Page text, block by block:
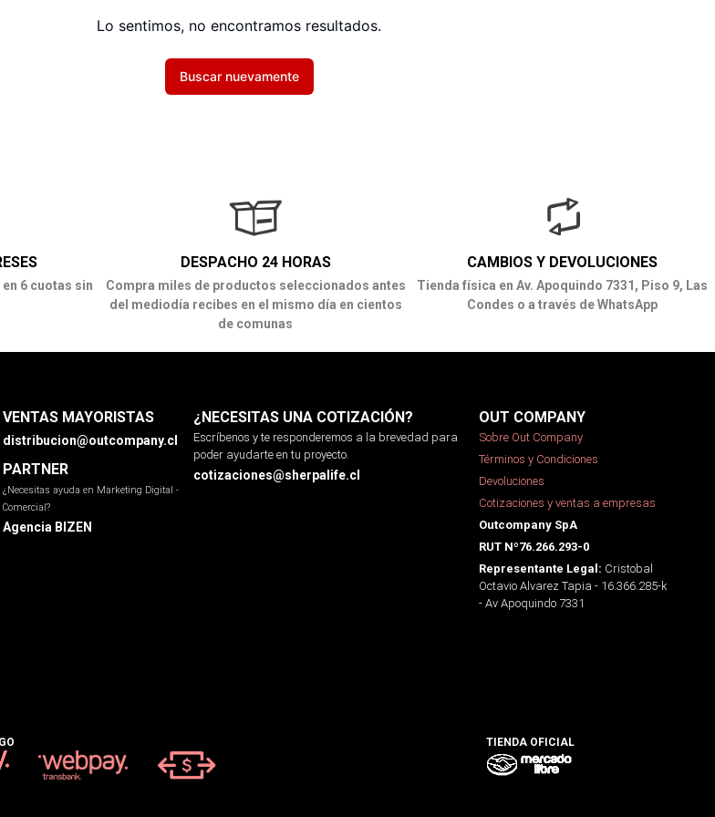
Lo sentimos, no encontramos resultados.
Buscar nuevamente
en 6 cuotas sin
DESPACHO 24 HORAS
Compra miles de productos seleccionados antes
del mediodía recibes en el mismo día en cientos
de comunas
CAMBIOS Y DEVOLUCIONES
Tienda física en Av. Apoquindo 7331, Piso 9, Las
Condes o a través de WhatsApp
VENTAS MAYORISTAS
distribucion@outcompany.cl
PARTNER
¿Necesitas ayuda en Marketing Digital -
Comercial?
Agencia BIZEN
¿NECESITAS UNA COTIZACIÓN?
Escríbenos y te responderemos a la brevedad para
poder ayudarte en tu proyecto.
cotizaciones@sherpalife.cl
OUT COMPANY
Sobre Out Company
Términos y Condiciones
Devoluciones
Cotizaciones y ventas a empresas
Outcompany SpA
RUT Nº76.266.293-0
Representante Legal: Cristobal
Octavio Alvarez Tapia - 16.366.285-k
- Av Apoquindo 7331
TIENDA OFICIAL